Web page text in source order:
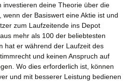
investieren deine Theorie über die
der Basiswert eine Aktie ist und
zum Laufzeitende ins Depot
mehr als 100 der beliebtesten
hat er während der Laufzeit des
und keinen Anspruch auf
Wo dies erforderlich ist, können
und mit besserer Leistung bedienen